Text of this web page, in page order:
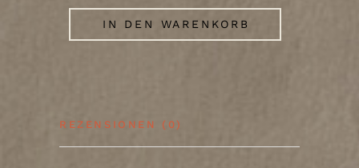
IN DEN WARENKORB
REZENSIONEN (0)